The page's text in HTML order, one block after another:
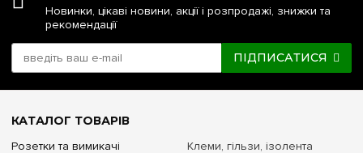
Новинки, цікаві новини, акції і розпродажі, знижки та
рекомендації
ПІДПИСАТИСЯ
КАТАЛОГ ТОВАРІВ
Розетки та вимикачі
Клеми, гільзи, ізолента